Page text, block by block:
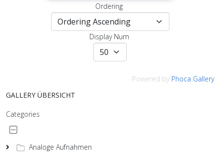
Ordering
Display Num
Powered by Phoca Gallery
GALLERY ÜBERSICHT
Categories
Analoge Aufnahmen